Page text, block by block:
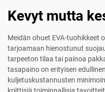
Kevyt mutta
Meidän ohuet EVA-tuohikkeet
tarjoamaan hienostunut
tarpeeton tilaa tai painoa
tasapaino on erityisen
kuljetuskustannusten